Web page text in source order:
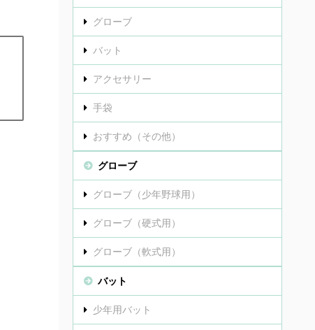
グローブ
バット
アクセサリー
手袋
おすすめ（その他）
グローブ
グローブ（少年野球用）
グローブ（硬式用）
グローブ（軟式用）
バット
少年用バット